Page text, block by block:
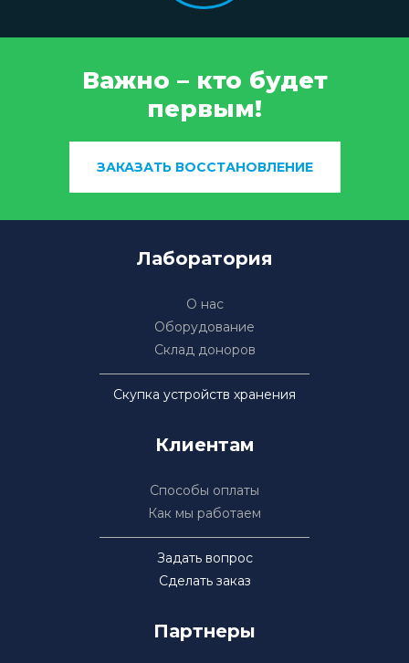
Важно – кто будет
первым!
ЗАКАЗАТЬ ВОССТАНОВЛЕНИЕ
Лаборатория
О нас
Оборудование
Склад доноров
Скупка устройств хранения
Клиентам
Способы оплаты
Как мы работаем
Задать вопрос
Сделать заказ
Партнеры